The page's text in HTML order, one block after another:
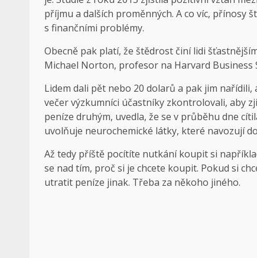
příjmu a dalších proměnných. A co víc, přínosy
s finančními problémy.
Obecně pak platí, že štědrost činí lidi
Michael Norton, profesor na Harvard Business
Lidem dali pět nebo 20 dolarů a pak jim
večer výzkumníci účastníky zkontrolovali, aby
peníze druhým, uvedla, že se v průběhu dne
uvolňuje neurochemické látky, které navozují
Až tedy příště pocítíte nutkání koupit si
se nad tím, proč si je chcete koupit. Pokud si
utratit peníze jinak. Třeba za někoho jiného.